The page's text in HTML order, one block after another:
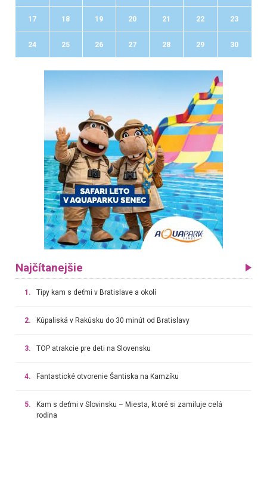
17 18 19 20 21 22 23
24 25 26 27 28 29 30
Najčítanejšie
1. Tipy kam s deťmi v Bratislave a okolí
2. Kúpaliská v Rakúsku do 30 minút od Bratislavy
3. TOP atrakcie pre deti na Slovensku
4. Fantastické otvorenie Šantiska na Kamzíku
5.
Kam s deťmi v Slovinsku – Miesta, ktoré si zamiluje celá
rodina